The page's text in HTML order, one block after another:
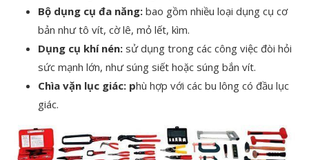
Bộ dụng cụ đa năng: bao gồm nhiều loại dụng cụ cơ
bản như tô vít, cờ lê, mỏ lết, kìm.
Dụng cụ khí nén: sử dụng trong các công việc đòi hỏi
sức mạnh lớn, như súng siết hoặc súng bắn vít.
Chìa vặn lục giác: phù hợp với các bu lông có đầu lục
giác.